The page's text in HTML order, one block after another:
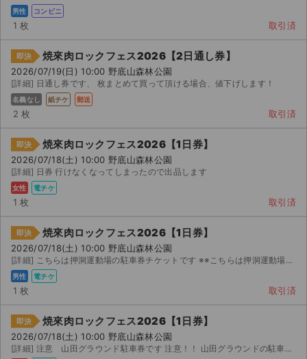
男性 コンビニ
1 枚 取引済
即決 焼來肉ロックフェス2026【2日通し券】
2026/07/19(日) 10:00 野底山森林公園
[詳細] 日通し券です、 枚まとめて買って頂ける場合、値下げします！
名義なし 紙チケ 郵送
2 枚 取引済
即決 焼來肉ロックフェス2026【1日券】
2026/07/18(土) 10:00 野底山森林公園
[詳細] 日券 行けなくなってしまったので出品します
女性 電チケ
1 枚 取引済
即決 焼來肉ロックフェス2026【1日券】
2026/07/18(土) 10:00 野底山森林公園
[詳細] こちらは押洞運動場の駐車券チケットです ※※こちらは押洞運動場の駐車券となります。ご注意くださ...
男性 電チケ
1 枚 取引済
即決 焼來肉ロックフェス2026【1日券】
2026/07/18(土) 10:00 野底山森林公園
[詳細] 注意 山田グラウンド駐車券です 注意！！ 山田グラウンドの駐車券です！ 入場券とは異な...